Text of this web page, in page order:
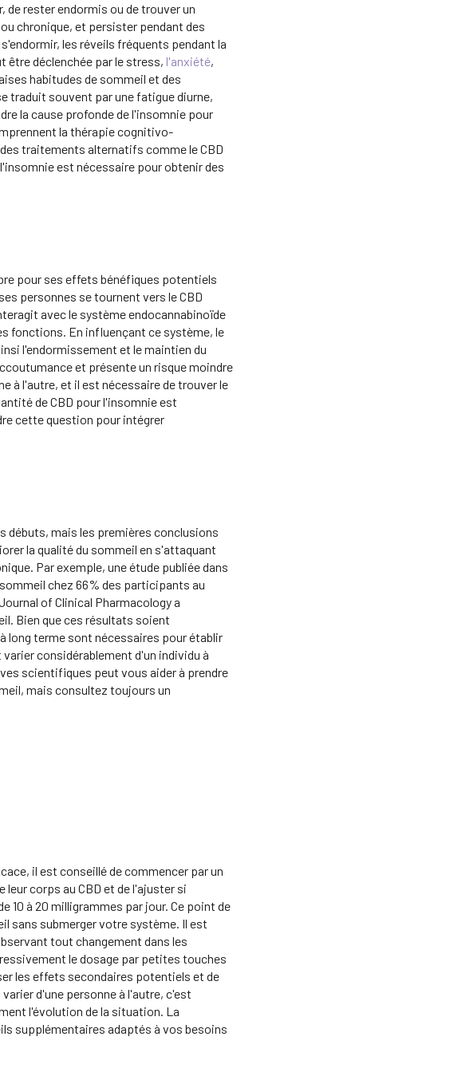
de rester endormis ou de trouver un
chronique, et persister pendant des
les réveils fréquents pendant la
être déclenchée par le stress, l'anxiété,
habitudes de sommeil et des
traduit souvent par une fatigue diurne,
la cause profonde de l'insomnie pour
la thérapie cognitivo-
traitements alternatifs comme le CBD
est nécessaire pour obtenir des
pour ses effets bénéfiques potentiels
personnes se tournent vers le CBD
avec le système endocannabinoïde
fonctions. En influençant ce système, le
l'endormissement et le maintien du
et présente un risque moindre
à l'autre, et il est nécessaire de trouver le
de CBD pour l'insomnie est
cette question pour intégrer
débuts, mais les premières conclusions
la qualité du sommeil en s'attaquant
Par exemple, une étude publiée dans
chez 66% des participants au
of Clinical Pharmacology a
Bien que ces résultats soient
long terme sont nécessaires pour établir
considérablement d'un individu à
scientifiques peut vous aider à prendre
mais consultez toujours un
il est conseillé de commencer par un
corps au CBD et de l'ajuster si
10 à 20 milligrammes par jour. Ce point de
sans submerger votre système. Il est
tout changement dans les
le dosage par petites touches
les effets secondaires potentiels et de
d'une personne à l'autre, c'est
l'évolution de la situation. La
supplémentaires adaptés à vos besoins